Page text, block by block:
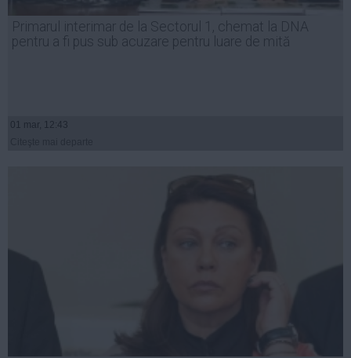
Primarul interimar de la Sectorul 1, chemat la DNA
pentru a fi pus sub acuzare pentru luare de mită
01 mar, 12:43